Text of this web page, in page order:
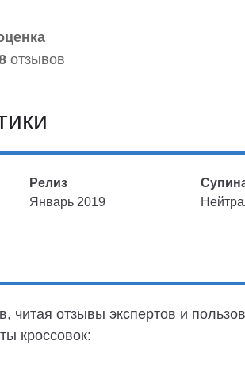
отзывов
Релиз
Январь 2019
читая отзывы экспертов и
кроссовок: